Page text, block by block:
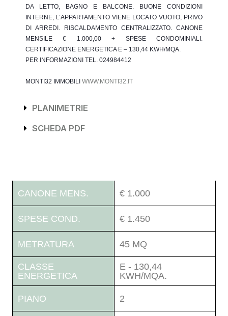
DA LETTO, BAGNO E BALCONE. BUONE CONDIZIONI
INTERNE, L’APPARTAMENTO VIENE LOCATO VUOTO, PRIVO
DI ARREDI. RISCALDAMENTO CENTRALIZZATO. CANONE
MENSILE € 1.000,00 + SPESE CONDOMINIALI.
CERTIFICAZIONE ENERGETICA E – 130,44 KWH/MQA.
PER INFORMAZIONI TEL. 024984412
MONTI32 IMMOBILI WWW.MONTI32.IT
PLANIMETRIE
SCHEDA PDF
CANONE MENS. € 1.000
SPESE COND. € 1.450
METRATURA 45 MQ
CLASSE
ENERGETICA
E - 130,44
KWH/MQA.
PIANO 2